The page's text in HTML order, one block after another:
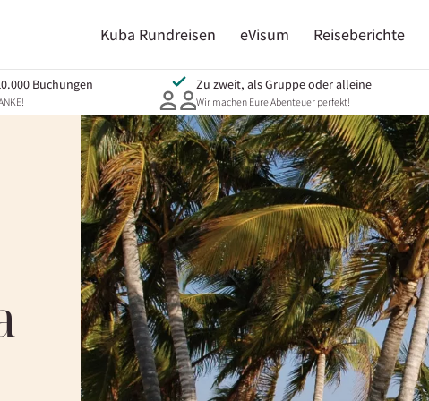
Kuba Rundreisen eVisum Reiseberichte
Buchungen Zu zweit, als Gruppe oder alleine
Wir machen Eure Abenteuer perfekt!